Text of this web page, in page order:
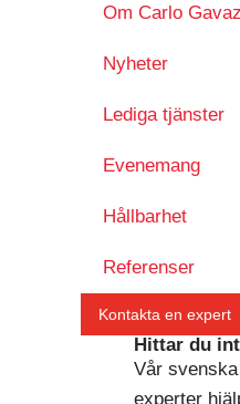
Om Carlo
Nyheter
Lediga tjänster
Evenemang
Hållbarhet
Referenser
Kontakta en expert
Hittar du
Vår
experter